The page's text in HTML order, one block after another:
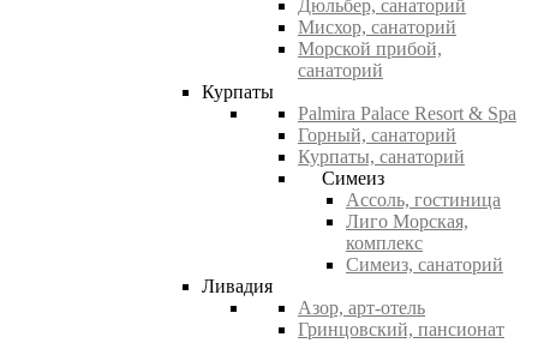
Дюльбер, санаторий
Мисхор, санаторий
Морской прибой,
санаторий
Курпаты
Palmira Palace Resort & Spa
Горный, санаторий
Курпаты, санаторий
Симеиз
Ассоль, гостиница
Лиго Морская,
комплекс
Симеиз, санаторий
Ливадия
Азор, арт-отель
Гринцовский, пансионат